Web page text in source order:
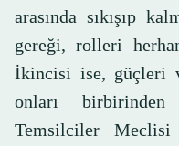
arasında sıkışıp
gereği, rolleri
İkincisi ise, güçleri
onları
Temsilciler Meclisi